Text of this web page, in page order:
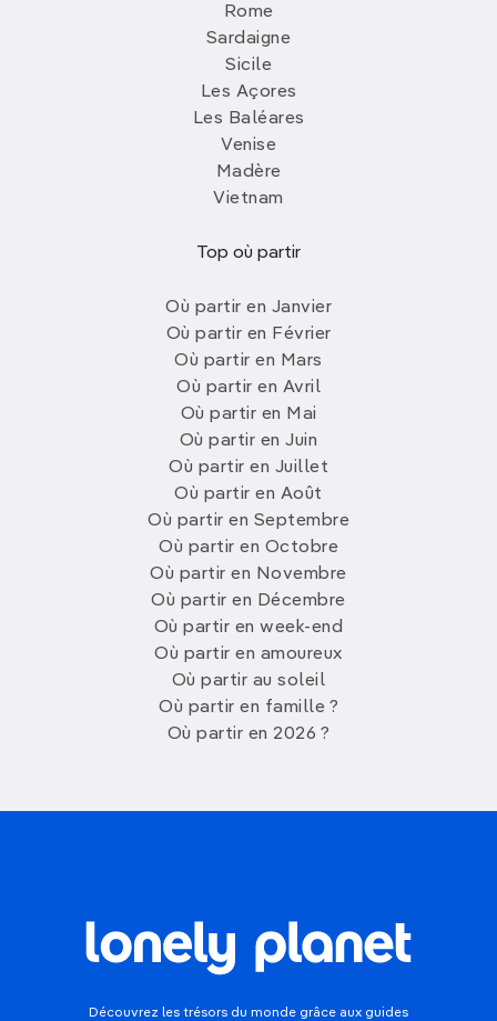
Rome
Sardaigne
Sicile
Les Açores
Les Baléares
Venise
Madère
Vietnam
Top où partir
Où partir en Janvier
Où partir en Février
Où partir en Mars
Où partir en Avril
Où partir en Mai
Où partir en Juin
Où partir en Juillet
Où partir en Août
Où partir en Septembre
Où partir en Octobre
Où partir en Novembre
Où partir en Décembre
Où partir en week-end
Où partir en amoureux
Où partir au soleil
Où partir en famille ?
Où partir en 2026 ?
Découvrez les trésors du monde grâce aux guides